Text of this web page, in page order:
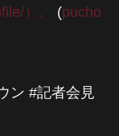
）。
(pucho
ン #記者会見